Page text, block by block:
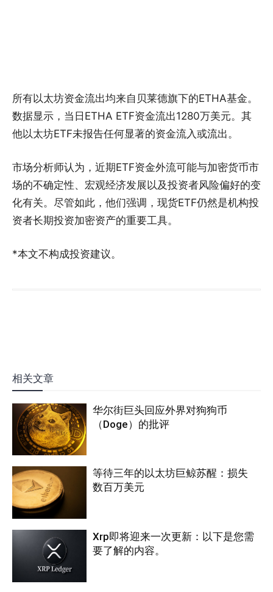
所有以太坊资金流出均来自贝莱德旗下的ETHA基金。
数据显示，当日ETHA ETF资金流出1280万美元。其
他以太坊ETF未报告任何显著的资金流入或流出。
市场分析师认为，近期ETF资金外流可能与加密货币市
场的不确定性、宏观经济发展以及投资者风险偏好的变
化有关。尽管如此，他们强调，现货ETF仍然是机构投
资者长期投资加密资产的重要工具。
*本文不构成投资建议。
相关文章
华尔街巨头回应外界对狗狗币
（Doge）的批评
等待三年的以太坊巨鲸苏醒：损失
数百万美元
Xrp即将迎来一次更新：以下是您需
要了解的内容。